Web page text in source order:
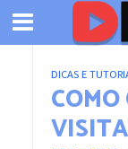
DICAS E